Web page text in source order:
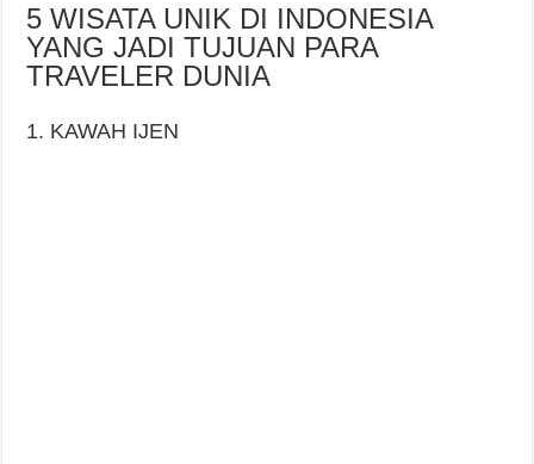
5 WISATA UNIK DI INDONESIA
YANG JADI TUJUAN PARA
TRAVELER DUNIA
1. KAWAH IJEN